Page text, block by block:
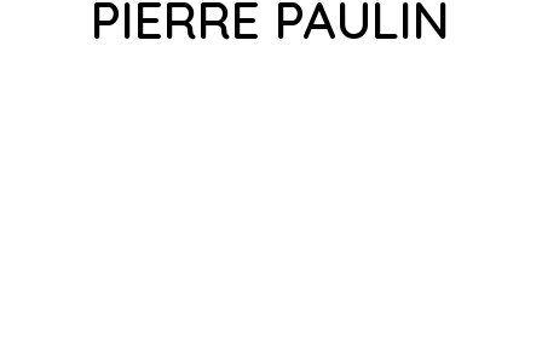
PIERRE PAULIN